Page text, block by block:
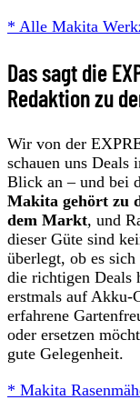
* Alle Makita
Das sagt die
Redaktion zu
Wir von der
schauen uns
Blick an – und bei
Makita gehört zu
dem Markt, und
dieser Güte sind
überlegt, ob es
die richtigen Deals
erstmals auf Akku-
erfahrene
oder ersetzen
gute Gelegenheit.
* Makita